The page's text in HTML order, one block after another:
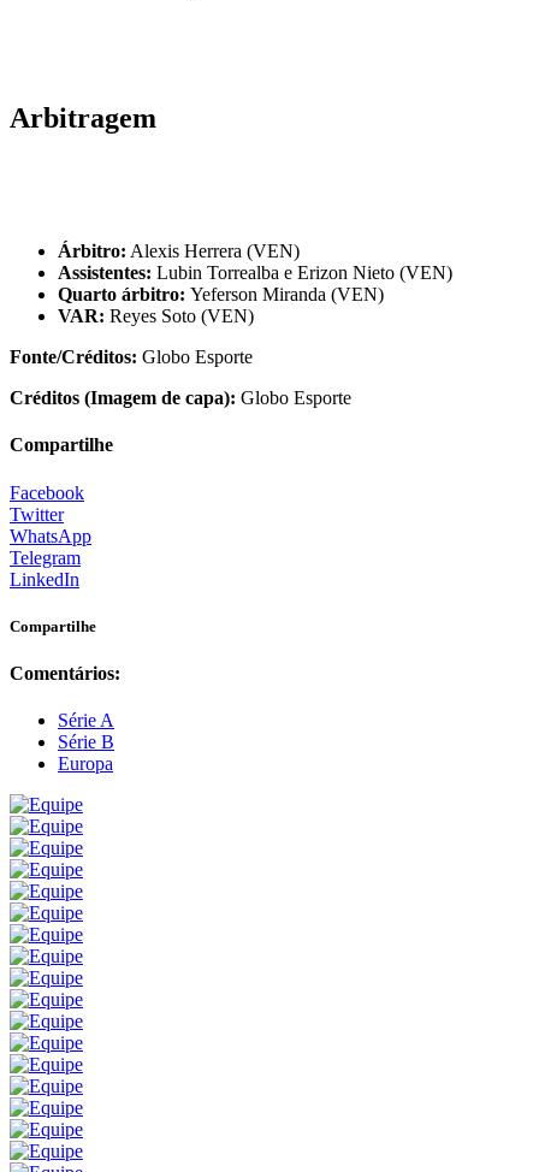
Arbitragem
Árbitro: Alexis Herrera (VEN)
Assistentes: Lubin Torrealba e Erizon Nieto (VEN)
Quarto árbitro: Yeferson Miranda (VEN)
VAR: Reyes Soto (VEN)
Fonte/Créditos: Globo Esporte
Créditos (Imagem de capa): Globo Esporte
Compartilhe
Facebook
Twitter
WhatsApp
Telegram
LinkedIn
Compartilhe
Comentários:
Série A
Série B
Europa